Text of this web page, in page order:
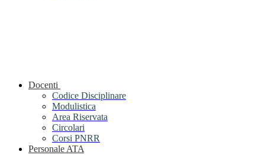
Docenti
Codice Disciplinare
Modulistica
Area Riservata
Circolari
Corsi PNRR
Personale ATA